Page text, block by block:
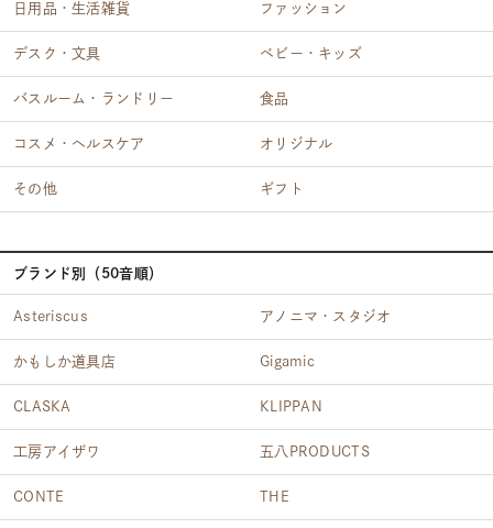
日用品・生活雑貨 ファッション
デスク・文具 ベビー・キッズ
バスルーム・ランドリー 食品
コスメ・ヘルスケア オリジナル
その他 ギフト
ブランド別（50音順）
Asteriscus アノニマ・スタジオ
かもしか道具店 Gigamic
CLASKA KLIPPAN
工房アイザワ 五八PRODUCTS
CONTE THE